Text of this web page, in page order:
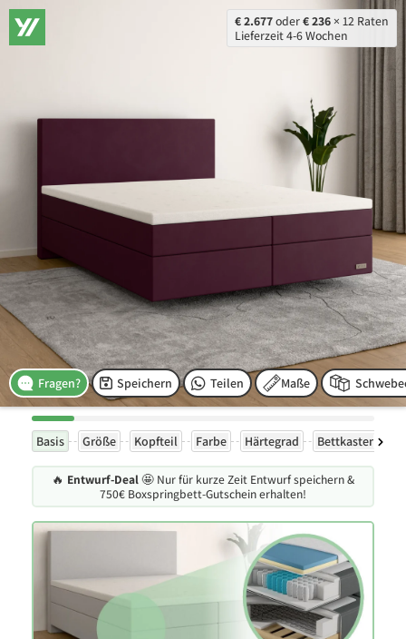
€ 2.677oder€ 236 × 12 Raten
Lieferzeit 4-6 Wochen
Fragen? Maße
Speichern Teilen
Basis Größe Kopfteil Farbe Härtegrad Bettkasten
🔥 Entwurf-Deal🤩 Nur für kurze Zeit Entwurf speichern &
750€ Boxspringbett-Gutschein erhalten!